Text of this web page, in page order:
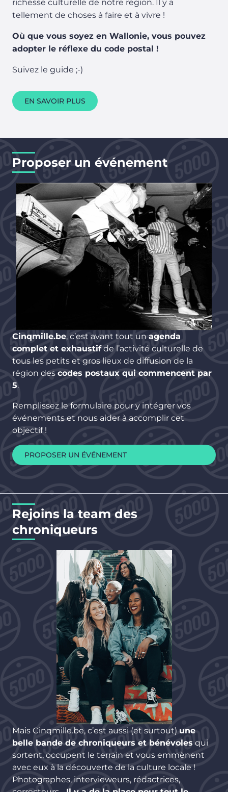
richesse culturelle de notre région. Il y a
tellement de choses à faire et à vivre !
Où que vous soyez en Wallonie, vous pouvez
adopter le réflexe du code postal !
Suivez le guide ;-)
EN SAVOIR PLUS
Proposer un événement
Cinqmille.be, c’est avant tout un agenda
complet et exhaustifde l’activité culturelle de
tous les petits et gros lieux de diffusion de la
région des codes postaux qui commencent par
5.
Remplissez le formulaire pour y intégrer vos
événements et nous aider à accomplir cet
objectif !
PROPOSER UN ÉVÉNEMENT
Rejoins la team des
chroniqueurs
Mais Cinqmille.be, c’est aussi (et surtout) une
belle bande de chroniqueurs et bénévoles qui
sortent, occupent le terrain et vous emmènent
avec eux à la découverte de la culture locale !
Photographes, intervieweurs, rédactrices,